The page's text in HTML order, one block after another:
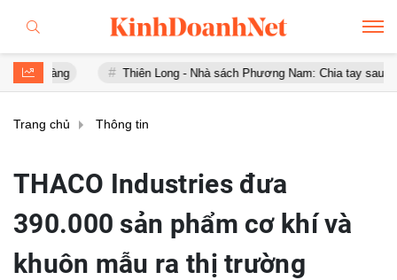
Thiên Long - Nhà sách Phương Nam: Chia tay sau chưa đầy 1
Trang chủ Thông tin
THACO Industries đưa
390.000 sản phẩm cơ khí và
khuôn mẫu ra thị trường